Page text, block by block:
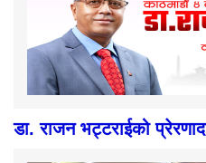
डा. राजन भट्टराईको